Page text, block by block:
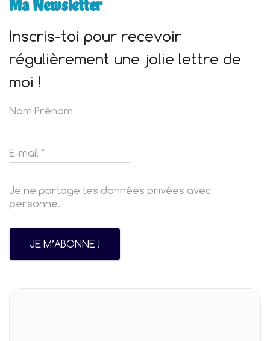
Ma Newsletter
Inscris-toi pour recevoir
régulièrement une jolie lettre de
moi !
Je ne partage tes données privées avec
personne.